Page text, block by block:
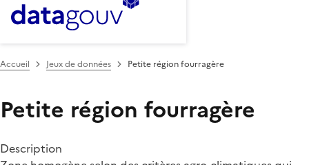
Accueil Jeux de données Petite région fourragère
Petite région fourragère
Description